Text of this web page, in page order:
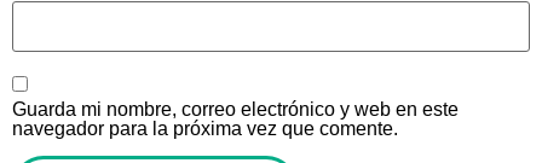
Guarda mi nombre, correo electrónico y web en este
navegador para la próxima vez que comente.